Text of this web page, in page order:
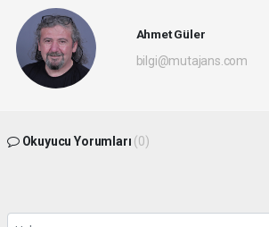
Ahmet Güler
bilgi@mutajans.com
Okuyucu Yorumları (0)